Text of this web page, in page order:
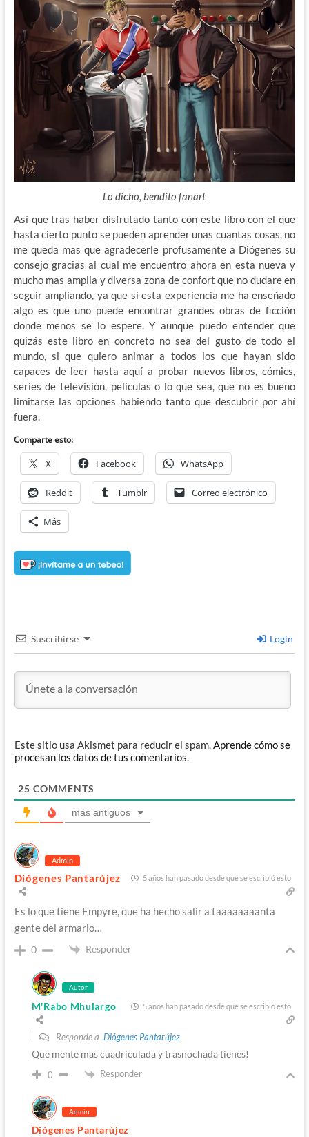
Lo dicho, bendito fanart
Así que tras haber disfrutado tanto con este libro con el que
hasta cierto punto se pueden aprender unas cuantas cosas, no
me queda mas que agradecerle profusamente a Diógenes su
consejo gracias al cual me encuentro ahora en esta nueva y
mucho mas amplia y diversa zona de confort que no dudare en
seguir ampliando, ya que si esta experiencia me ha enseñado
algo es que uno puede encontrar grandes obras de ficción
donde menos se lo espere. Y aunque puedo entender que
quizás este libro en concreto no sea del gusto de todo el
mundo, si que quiero animar a todos los que hayan sido
capaces de leer hasta aquí a probar nuevos libros, cómics,
series de televisión, películas o lo que sea, que no es bueno
limitarse las opciones habiendo tanto que descubrir por ahí
fuera.
Comparte esto:
X Facebook WhatsApp
Reddit Tumblr Correo electrónico
Más
Suscribirse Login
Este sitio usa Akismet para reducir el spam.Aprende cómo se
procesan los datos de tus comentarios.
25 COMMENTS
más antiguos
Admin
Diógenes Pantarújez 5 años han pasado desde que se escribió esto
Es lo que tiene Empyre, que ha hecho salir a taaaaaaaanta
gente del armario…
0 Responder
Autor
M'Rabo Mhulargo 5 años han pasado desde que se escribió esto
Responde a Diógenes Pantarújez
Que mente mas cuadriculada y trasnochada tienes!
0 Responder
Admin
Diógenes Pantarújez